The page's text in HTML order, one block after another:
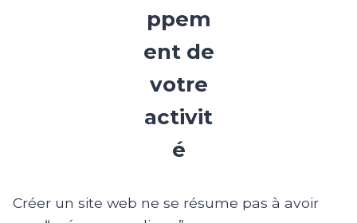
ppem
ent de
votre
activit
é
Créer un site web ne se résume pas à avoir